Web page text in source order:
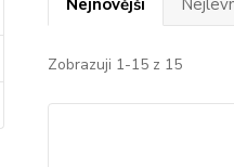
Nejnovější
Zobrazuji 1-15 z 15